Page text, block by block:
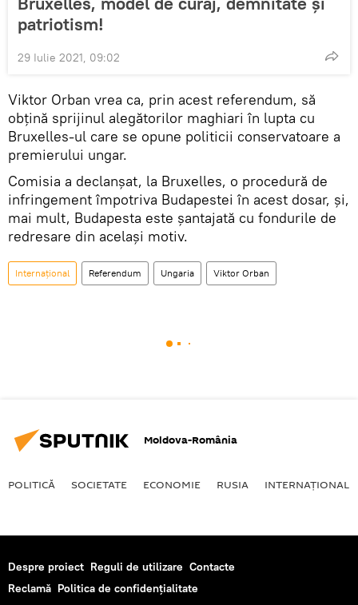
patriotism!
29 Iulie 2021, 09:02
Viktor Orban vrea ca, prin acest referendum, să
obţină sprijinul alegătorilor maghiari în lupta cu
Bruxelles-ul care se opune politicii conservatoare a
premierului ungar.
Comisia a declanşat, la Bruxelles, o procedură de
infringement împotriva Budapestei în acest dosar, și,
mai mult, Budapesta este șantajată cu fondurile de
redresare din același motiv.
Internaţional Referendum Ungaria Viktor Orban
Moldova-România
POLITICĂ SOCIETATE ECONOMIE RUSIA INTERNAŢIONAL
Despre proiect Reguli de utilizare Contacte
Reclamă Politica de confidențialitate